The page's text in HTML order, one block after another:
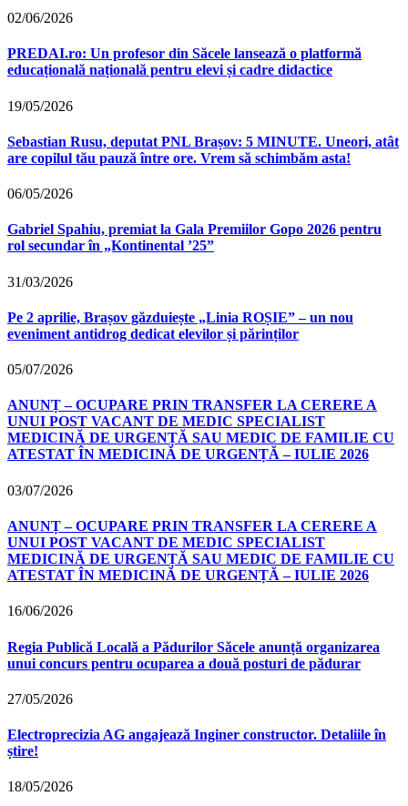
02/06/2026
PREDAI.ro: Un profesor din Săcele lansează o platformă
educațională națională pentru elevi și cadre didactice
19/05/2026
Sebastian Rusu, deputat PNL Brașov: 5 MINUTE. Uneori, atât
are copilul tău pauză între ore. Vrem să schimbăm asta!
06/05/2026
Gabriel Spahiu, premiat la Gala Premiilor Gopo 2026 pentru
rol secundar în „Kontinental ’25”
31/03/2026
Pe 2 aprilie, Brașov găzduiește „Linia ROȘIE” – un nou
eveniment antidrog dedicat elevilor și părinților
05/07/2026
ANUNȚ – OCUPARE PRIN TRANSFER LA CERERE A
UNUI POST VACANT DE MEDIC SPECIALIST
MEDICINĂ DE URGENȚĂ SAU MEDIC DE FAMILIE CU
ATESTAT ÎN MEDICINĂ DE URGENȚĂ – IULIE 2026
03/07/2026
ANUNȚ – OCUPARE PRIN TRANSFER LA CERERE A
UNUI POST VACANT DE MEDIC SPECIALIST
MEDICINĂ DE URGENȚĂ SAU MEDIC DE FAMILIE CU
ATESTAT ÎN MEDICINĂ DE URGENȚĂ – IULIE 2026
16/06/2026
Regia Publică Locală a Pădurilor Săcele anunță organizarea
unui concurs pentru ocuparea a două posturi de pădurar
27/05/2026
Electroprecizia AG angajează Inginer constructor. Detaliile în
știre!
18/05/2026